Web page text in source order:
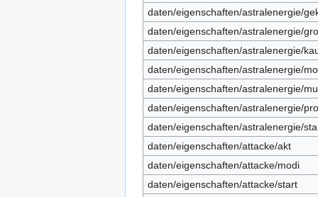
daten/eigenschaften/astralenergie/
daten/eigenschaften/astralenergie/
daten/eigenschaften/astralenergie/
daten/eigenschaften/astralenergie/
daten/eigenschaften/astralenergie/
daten/eigenschaften/astralenergie/
daten/eigenschaften/astralenergie/
daten/eigenschaften/attacke/akt
daten/eigenschaften/attacke/modi
daten/eigenschaften/attacke/start